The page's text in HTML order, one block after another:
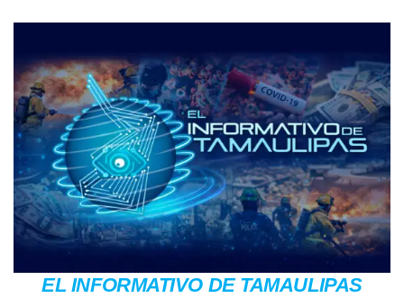
contenido
EL INFORMATIVO DE TAMAULIPAS